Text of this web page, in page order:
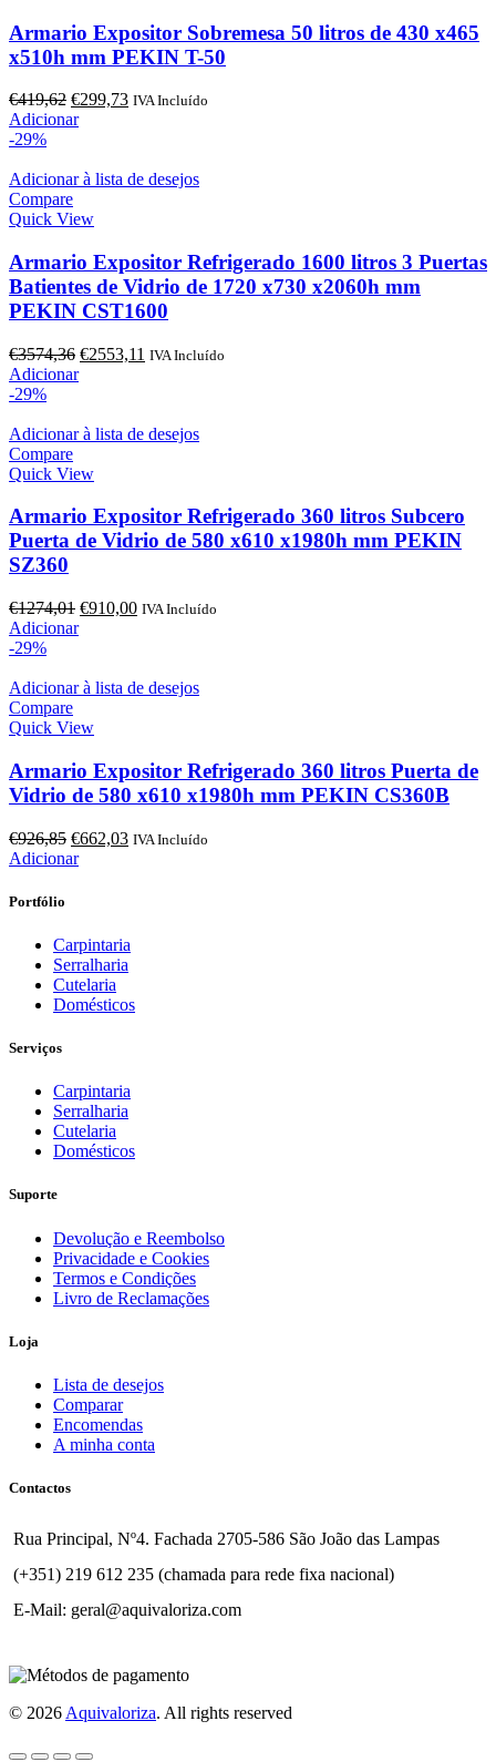
Armario Expositor Sobremesa 50 litros de 430 x465
x510h mm PEKIN T-50
€419,62 O
preço
€419,62.
€299,73O
€299,73.
IVA Incluído
Adicionar
-29%
Adicionar à lista de desejos
Compare
Quick View
Armario Expositor Refrigerado 1600 litros 3 Puertas
Batientes de Vidrio de 1720 x730 x2060h mm
PEKIN CST1600
€3574,36 O
preço
€3574,36.
€2553,11 O
€2553,11.
IVA Incluído
Adicionar
-29%
Adicionar à lista de desejos
Compare
Quick View
Armario Expositor Refrigerado 360 litros Subcero
Puerta de Vidrio de 580 x610 x1980h mm PEKIN
SZ360
€1274,01 O
preço
€1274,01.
€910,00O
€910,00.
IVA Incluído
Adicionar
-29%
Adicionar à lista de desejos
Compare
Quick View
Armario Expositor Refrigerado 360 litros Puerta de
Vidrio de 580 x610 x1980h mm PEKIN CS360B
€926,85 O
preço
€662,03OIVA Incluído
Adicionar
Portfólio
Carpintaria
Serralharia
Cutelaria
Domésticos
Serviços
Carpintaria
Serralharia
Cutelaria
Domésticos
Suporte
Devolução e Reembolso
Privacidade e Cookies
Termos e Condições
Livro de Reclamações
Loja
Lista de desejos
Comparar
Encomendas
A minha conta
Contactos
Rua Principal, Nº4. Fachada 2705-586 São João das Lampas
(+351) 219 612 235 (chamada para rede fixa nacional)
E-Mail: geral@aquivaloriza.com
© 2026 Aquivaloriza. All rights reserved